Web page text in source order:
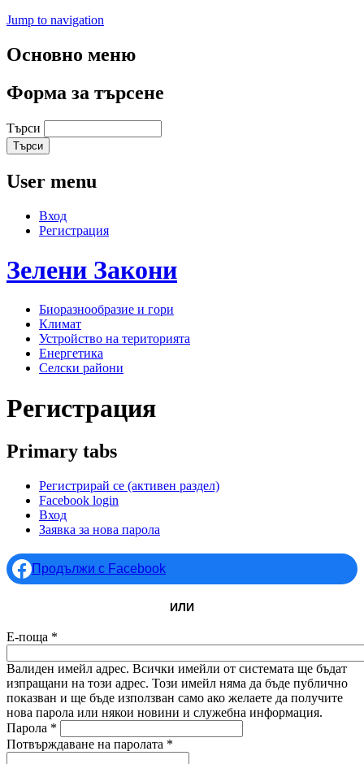
Jump to navigation
Основно меню
Форма за търсене
Търси
User menu
Вход
Регистрация
Зелени Закони
Биоразнообразие и гори
Климат
Устройство на територията
Енергетика
Селски райони
Регистрация
Primary tabs
Регистрирай се (активен раздел)
Facebook login
Вход
Заявка за нова парола
Продължи с Facebook
ИЛИ
Е-поща *
Валиден имейл адрес. Всички имейли от системата ще бъдат
изпращани на този адрес. Този имейл няма да бъде публично
показван и ще бъде използван само ако желаете да получите
нова парола или някои новини и служебна информация.
Парола *
Потвърждаване на паролата *